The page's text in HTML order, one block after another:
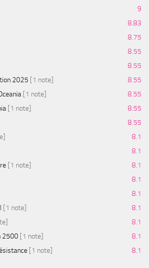
9
8.83
8.75
8.55
8.55
2025 [1 note]
8.55
[1 note]
8.55
[1 note]
8.55
8.55
8.1
8.1
[1 note]
8.1
8.1
8.1
[1 note]
8.1
8.1
2500 [1 note]
8.1
[1 note] 8.1